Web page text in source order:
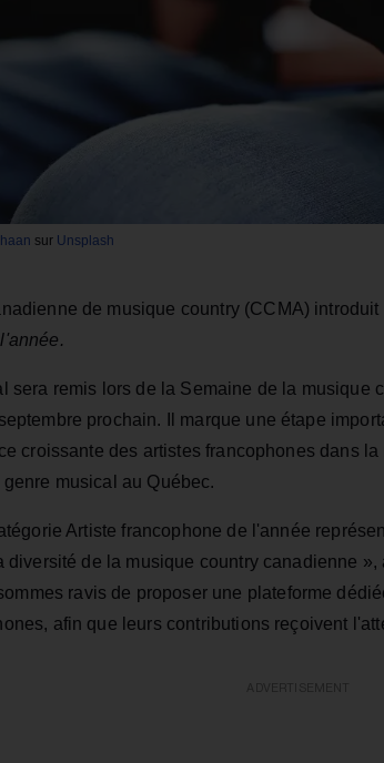
sur Unsplash
de musique country (CCMA)
sera remis lors de la Semaine de la musique
prochain. Il marque une étape
croissante des artistes francophones dans
musical au Québec.
Artiste francophone de l'année
diversité de la musique country canadienne
ravis de proposer une plateforme
afin que leurs contributions reçoivent